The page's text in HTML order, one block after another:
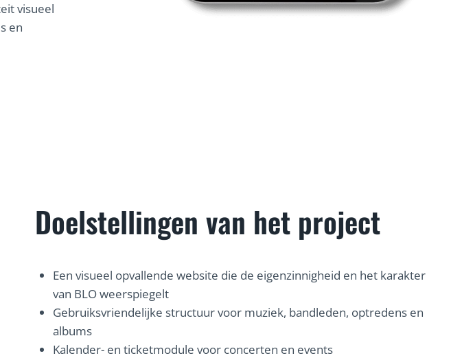
visueel
en
Doelstellingen van het project
Een visueel opvallende website die de eigenzinnigheid en het karakter
van BLO weerspiegelt
Gebruiksvriendelijke structuur voor muziek, bandleden, optredens en
albums
Kalender- en ticketmodule voor concerten en events